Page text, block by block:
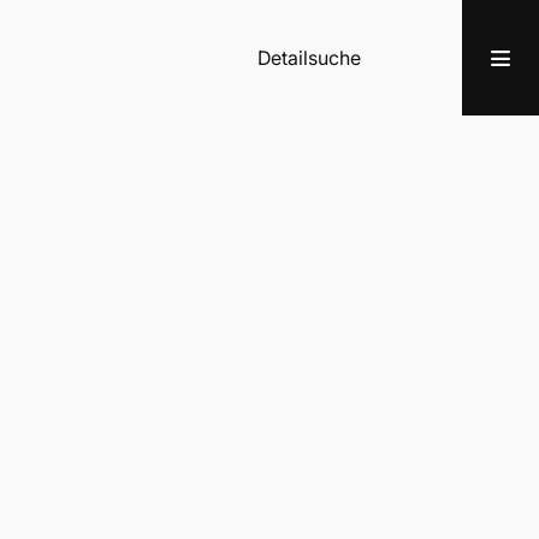
Detailsuche